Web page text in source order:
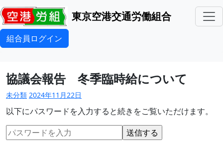
東京空港交通労働組合
組合員ログイン
協議会報告 冬季臨時給について
未分類 2024年11月22日
以下にパスワードを入力すると続きをご覧いただけます。